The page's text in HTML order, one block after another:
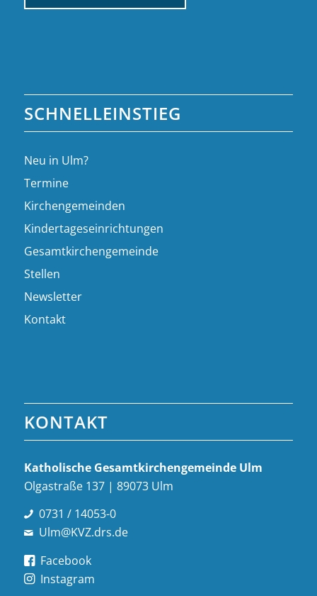
SCHNELLEINSTIEG
Neu in Ulm?
Termine
Kirchengemeinden
Kindertageseinrichtungen
Gesamtkirchengemeinde
Stellen
Newsletter
Kontakt
KONTAKT
Katholische Gesamt­kirchen­gemeinde Ulm
Olgastraße 137 | 89073 Ulm
0731 / 14053-0
Ulm@KVZ.drs.de
Facebook
Instagram